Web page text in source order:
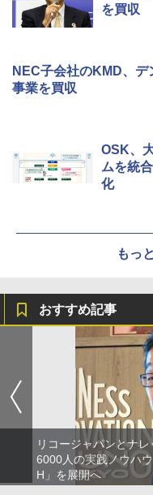
を買収
NEC子会社のKMD、
事業を買収
OSK、
ムを統
化
もっ
おすすめ記事
リコージャパンとナ
6000人の実践ノウハ
H」を展開へ